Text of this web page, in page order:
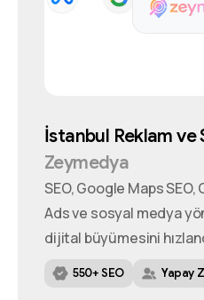
İstanbul Reklamve
Zeymedya
SEO, Google Maps
Ads ve sosyal medya
dijital büyümesini
550+ SEO Yapay